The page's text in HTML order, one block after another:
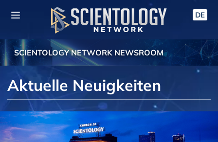
DE
SCIENTOLOGY NETWORK NEWSROOM
Aktuelle Neuigkeiten